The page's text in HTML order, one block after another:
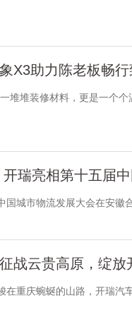
X3助力陈老板畅
堆装修材料，更是一个个
瑞亮相第十五届
市物流发展大会在安徽
战云贵高原，绽放
在重庆蜿蜒的山路，开瑞